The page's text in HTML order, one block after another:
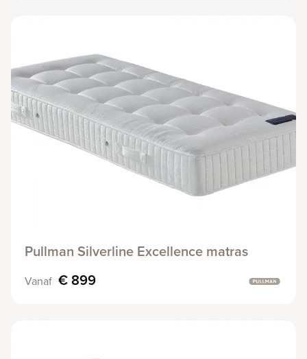
Pullman Silverline Excellence matras
Vanaf € 899